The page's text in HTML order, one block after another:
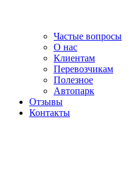
Частые вопросы
О нас
Клиентам
Перевозчикам
Полезное
Автопарк
Отзывы
Контакты